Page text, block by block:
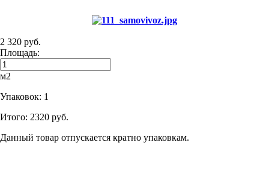
2 320 руб.
Площадь:
м2
Упаковок: 1
Итого: 2320 руб.
Данный товар отпускается кратно упаковкам.